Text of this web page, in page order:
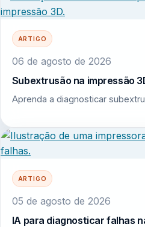
ARTIGO
06 de agosto de 2026
Subextrusão na impressão
Aprenda a diagnosticar
ARTIGO
05 de agosto de 2026
IA para diagnosticar falhas